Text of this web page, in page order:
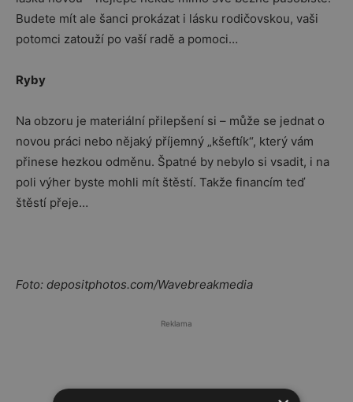
Budete mít ale šanci prokázat i lásku rodičovskou, vaši
potomci zatouží po vaší radě a pomoci…
Ryby
Na obzoru je materiální přilepšení si – může se jednat o
novou práci nebo nějaký příjemný „kšeftík“, který vám
přinese hezkou odměnu. Špatné by nebylo si vsadit, i na
poli výher byste mohli mít štěstí. Takže financím teď
štěstí přeje…
Foto: depositphotos.com/Wavebreakmedia
Reklama